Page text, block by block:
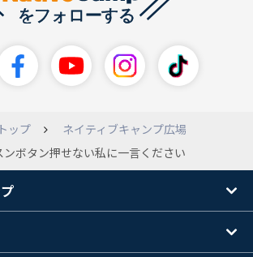
ップ
ネイティブキャンプ広場
ボタン押せない私に一言ください